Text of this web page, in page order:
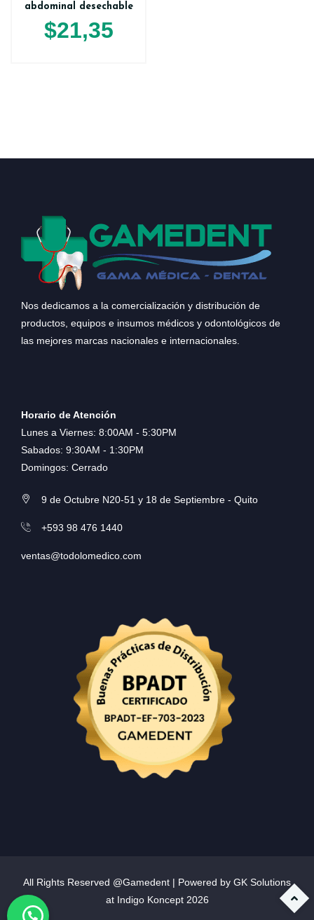
abdominal desechable
$21,35
Nos dedicamos a la comercialización y distribución de
productos, equipos e insumos médicos y odontológicos de
las mejores marcas nacionales e internacionales.
Horario de Atención
Lunes a Viernes: 8:00AM - 5:30PM
Sabados: 9:30AM - 1:30PM
Domingos: Cerrado
9 de Octubre N20-51 y 18 de Septiembre - Quito
+593 98 476 1440
ventas@todolomedico.com
All Rights Reserved @Gamedent | Powered by GK Solutions
at Indigo Koncept 2026